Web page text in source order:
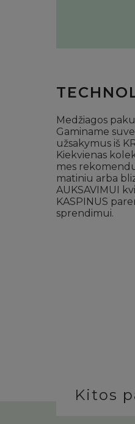
Medžiagos
Gaminame
užsakymus iš
Kiekvienas
mes
matiniu arba
AUKSAVIMUI
KASPINUS
sprendimui.
Kitos